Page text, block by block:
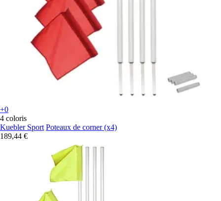
+0
4 coloris
Kuebler Sport Poteaux de corner (x4)
189,44 €